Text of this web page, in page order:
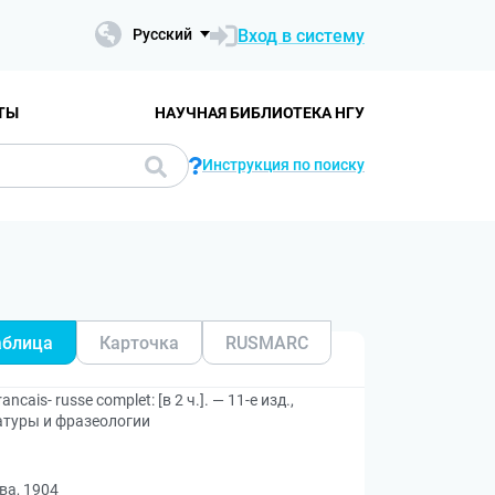
Русский Вход в систему
НАУЧНАЯ БИБЛИОТЕКА НГУ
Инструкция по поиску
Карточка RUSMARC
russe complet: [в 2 ч.]. — 11-е изд.,
и фразеологии
1904